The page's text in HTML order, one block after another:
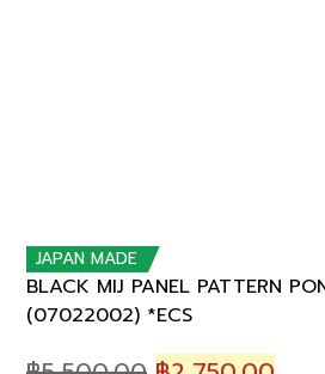
JAPAN MADE
BLACK MIJ PANEL PATTERN
(07022002) *ECS